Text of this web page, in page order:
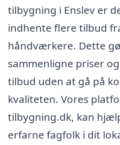
tilbygning i Enslev er
indhente flere tilbud
håndværkere. Dette
sammenligne priser
tilbud uden at gå på
kvaliteten. Vores
tilbygning.dk, kan
erfarne fagfolk i dit